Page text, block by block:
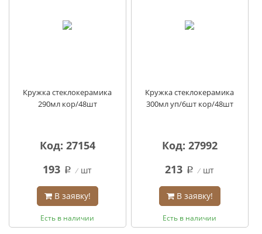
Кружка стеклокерамика
290мл кор/48шт
Код: 27154
193 q шт
В заявку!
Есть в наличии
Кружка стеклокерамика
300мл уп/6шт кор/48шт
Код: 27992
213 q шт
В заявку!
Есть в наличии